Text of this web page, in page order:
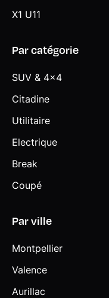
X1 U11
Par catégorie
SUV & 4x4
Citadine
Utilitaire
Electrique
Break
Coupé
Par ville
Montpellier
Valence
Aurillac